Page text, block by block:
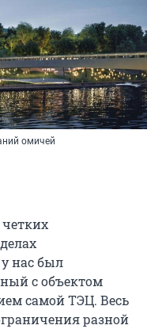
омичей
у нас был
с объектом
самой ТЭЦ. Весь
разной